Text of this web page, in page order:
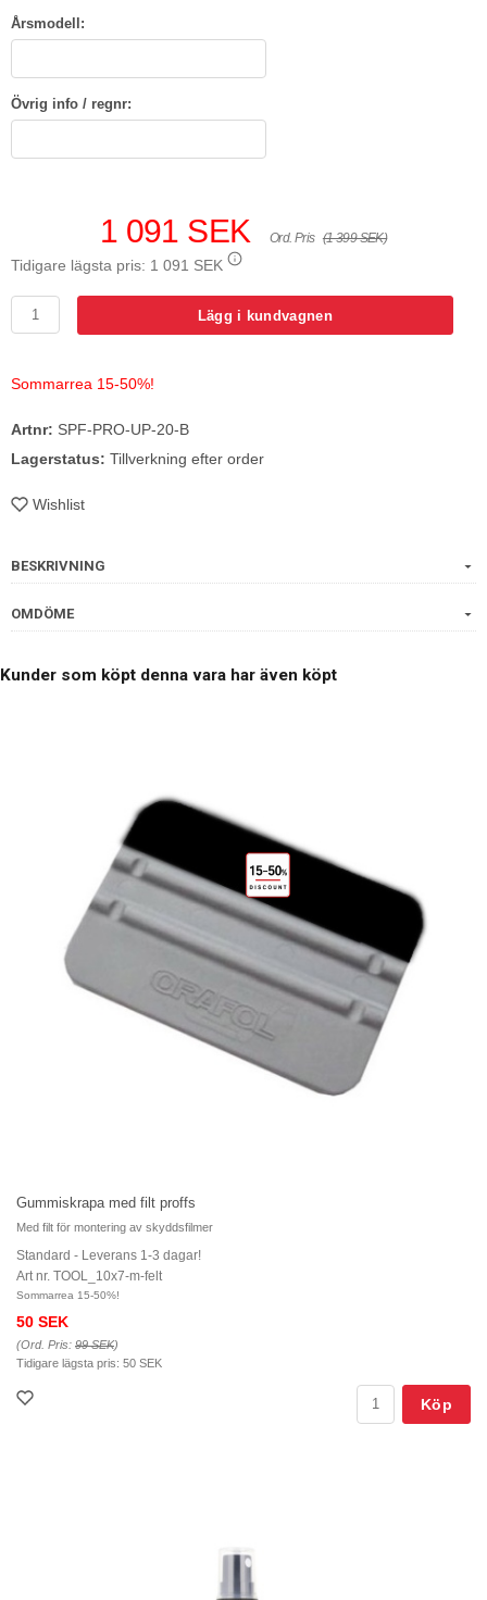
Årsmodell:
Övrig info / regnr:
1 091 SEK Ord. Pris (1 399 SEK)
Tidigare lägsta pris: 1 091 SEK
Lägg i kundvagnen
Sommarrea 15-50%!
Artnr: SPF-PRO-UP-20-B
Lagerstatus: Tillverkning efter order
Wishlist
BESKRIVNING
OMDÖME
Kunder som köpt denna vara har även köpt
Gummiskrapa med filt proffs
Med filt för montering av skyddsfilmer
Standard - Leverans 1-3 dagar!
Art nr. TOOL_10x7-m-felt
Sommarrea 15-50%!
50 SEK
(Ord. Pris: 99 SEK)
Tidigare lägsta pris: 50 SEK
Köp